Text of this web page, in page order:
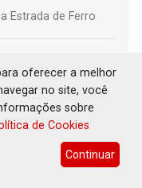
Estrada de Ferro
oferecer a melhor
no site, você
sobre
de Cookies
Continuar